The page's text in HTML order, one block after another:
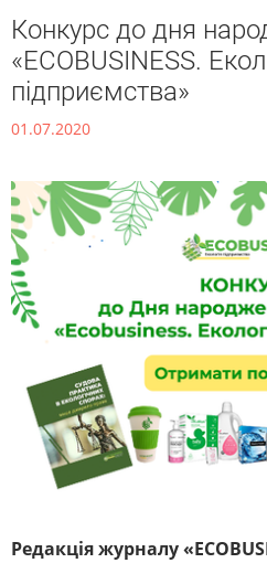
Конкурс до дня
«ECOBUSINESS.
підприємства»
01.07.2020
Редакція журналу